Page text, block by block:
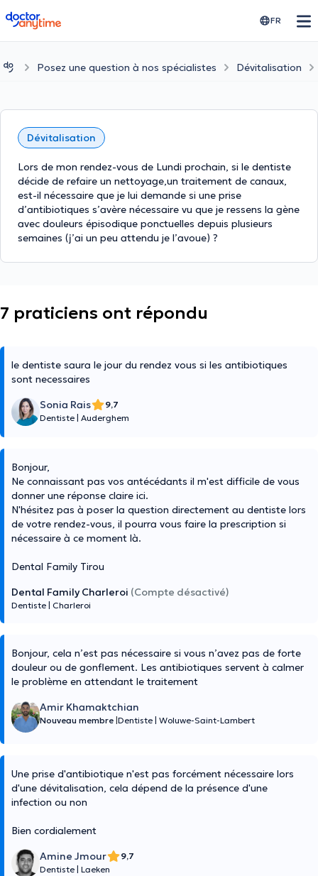
doctoranytime FR
Posez une question à nos spécialistes Dévitalisation
Dévitalisation
Lors de mon rendez-vous de Lundi prochain, si le dentiste
décide de refaire un nettoyage,un traitement de canaux,
est-il nécessaire que je lui demande si une prise
d’antibiotiques s’avère nécessaire vu que je ressens la gène
avec douleurs épisodique ponctuelles depuis plusieurs
semaines (j’ai un peu attendu je l’avoue) ?
7 praticiens ont répondu
le dentiste saura le jour du rendez vous si les antibiotiques
sont necessaires
Sonia Rais
9,7
Dentiste Auderghem
Bonjour,
Ne connaissant pas vos antécédants il m'est difficile de vous
donner une réponse claire ici.
N'hésitez pas à poser la question directement au dentiste lors
de votre rendez-vous, il pourra vous faire la prescription si
nécessaire à ce moment là.
Dental Family Tirou
Dental Family Charleroi (Compte désactivé)
Dentiste Charleroi
Bonjour, cela n’est pas nécessaire si vous n’avez pas de forte
douleur ou de gonflement. Les antibiotiques servent à calmer
le problème en attendant le traitement
Amir Khamaktchian
Nouveau membre Dentiste Woluwe-Saint-Lambert
Une prise d'antibiotique n'est pas forcément nécessaire lors
d'une dévitalisation, cela dépend de la présence d'une
infection ou non
Bien cordialement
Amine Jmour
9,7
Dentiste Laeken